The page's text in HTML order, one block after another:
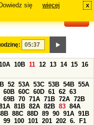
się
więcej x
10B 11 12 13 14 15 16
52 53A 53C 53B 54B 55A
60B 60C 60D 61 62 63
69B 70 71A 71B 72A 72B
81B 82A 82B 83 84A
88C 88D 89 90 91A 91B
99 100 101 201 202 6.
F1